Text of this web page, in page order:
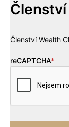
Členství Wealth
reCAPTCHA*